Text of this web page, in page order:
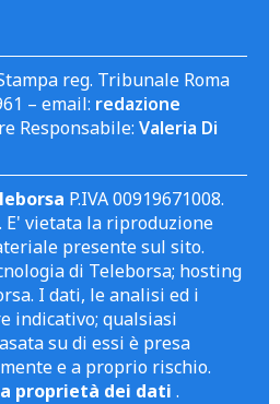
reg. Tribunale Roma
– email: redazione
Responsabile: Valeria Di
P.IVA 00919671008.
vietata la riproduzione
presente sul sito.
di Teleborsa; hosting
I dati, le analisi ed i
indicativo; qualsiasi
su di essi è presa
e a proprio rischio.
proprietà dei dati .